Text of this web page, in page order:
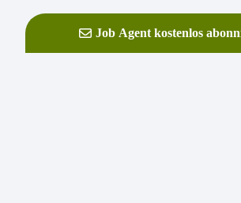
Job Agent kostenlos